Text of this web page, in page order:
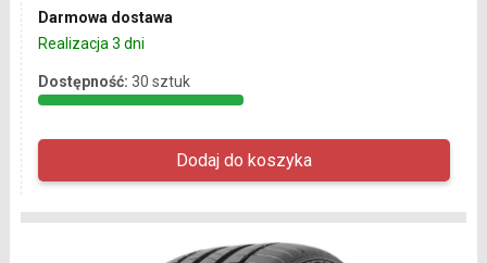
Darmowa dostawa
Realizacja 3 dni
Dostępność: 30 sztuk